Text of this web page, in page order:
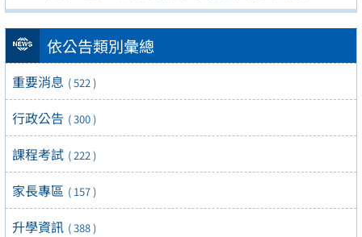
依公告類別彙總
重要消息 ( 522 )
行政公告 ( 300 )
課程考試 ( 222 )
家長專區 ( 157 )
升學資訊 ( 388 )